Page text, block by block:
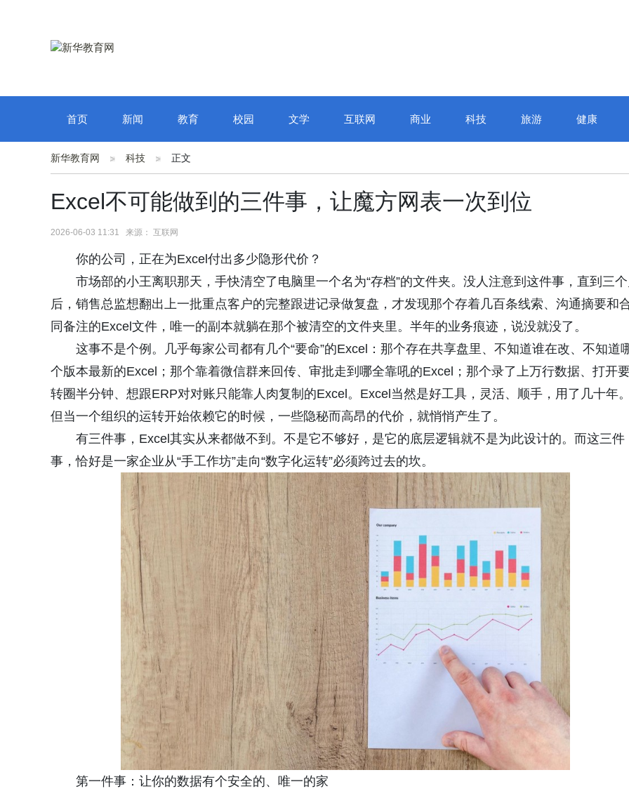
首页 新闻 教育 校园 文学 互联网 商业 科技 旅游 健康
新华教育网 科技 正文
Excel不可能做到的三件事，让魔方网表一次到位
2026-06-03 11:31 来源： 互联网
你的公司，正在为Excel付出多少隐形代价？
市场部的小王离职那天，手快清空了电脑里一个名为“存档”的文件夹。没人注意到这件事，直到三个
后，销售总监想翻出上一批重点客户的完整跟进记录做复盘，才发现那个存着几百条线索、沟通摘要和
同备注的Excel文件，唯一的副本就躺在那个被清空的文件夹里。半年的业务痕迹，说没就没了。
这事不是个例。几乎每家公司都有几个“要命”的Excel：那个存在共享盘里、不知道谁在改、不知道
个版本最新的Excel；那个靠着微信群来回传、审批走到哪全靠吼的Excel；那个录了上万行数据、打开
转圈半分钟、想跟ERP对对账只能靠人肉复制的Excel。Excel当然是好工具，灵活、顺手，用了几十年。
但当一个组织的运转开始依赖它的时候，一些隐秘而高昂的代价，就悄悄产生了。
有三件事，Excel其实从来都做不到。不是它不够好，是它的底层逻辑就不是为此设计的。而这三件
事，恰好是一家企业从“手工作坊”走向“数字化运转”必须跨过去的坎。
第一件事：让你的数据有个安全的、唯一的家